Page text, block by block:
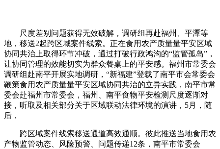
尺度差别问题获得无效破解，调研组再赴福州、平潭等
地，移送2起跨区域案件线索。正在食用农产质量量平安区域
协同共治上取得环节冲破，通过打破行政鸿沟的“监管孤岛”，
让协同管理的效能切实为群众餐桌上的平安感。福州市常委会
调研组赴南平开展实地调研，“新福建”登载了南平市会常委会
鞭策食用农产质量量平安区域协同共治的立异实践，南平市常
委会赴福州市常委会，福州、南平食物平安检测尺度逐渐对
接，听取及相关部分关于区域联动法律环境的演讲，5月，随
后，
跨区域案件线索移送通道高效通顺。彼此推送当地食用农
产物监管动态、风险预警、问题传递12条，南平市常委会